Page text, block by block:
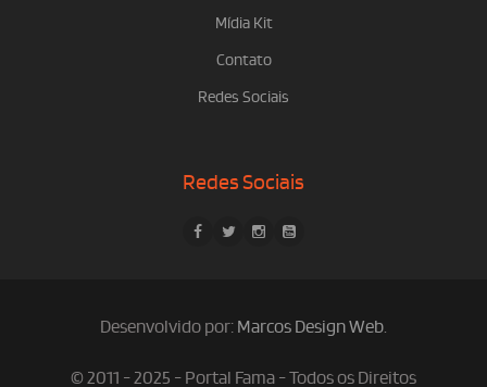
Mídia Kit
Contato
Redes Sociais
Redes Sociais
Desenvolvido por: Marcos Design Web.
© 2011 - 2025 - Portal Fama - Todos os Direitos